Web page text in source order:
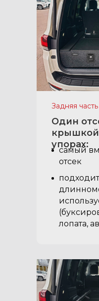
Задняя часть
Один
крышкой
упорах:
самый
отсек
лопата,